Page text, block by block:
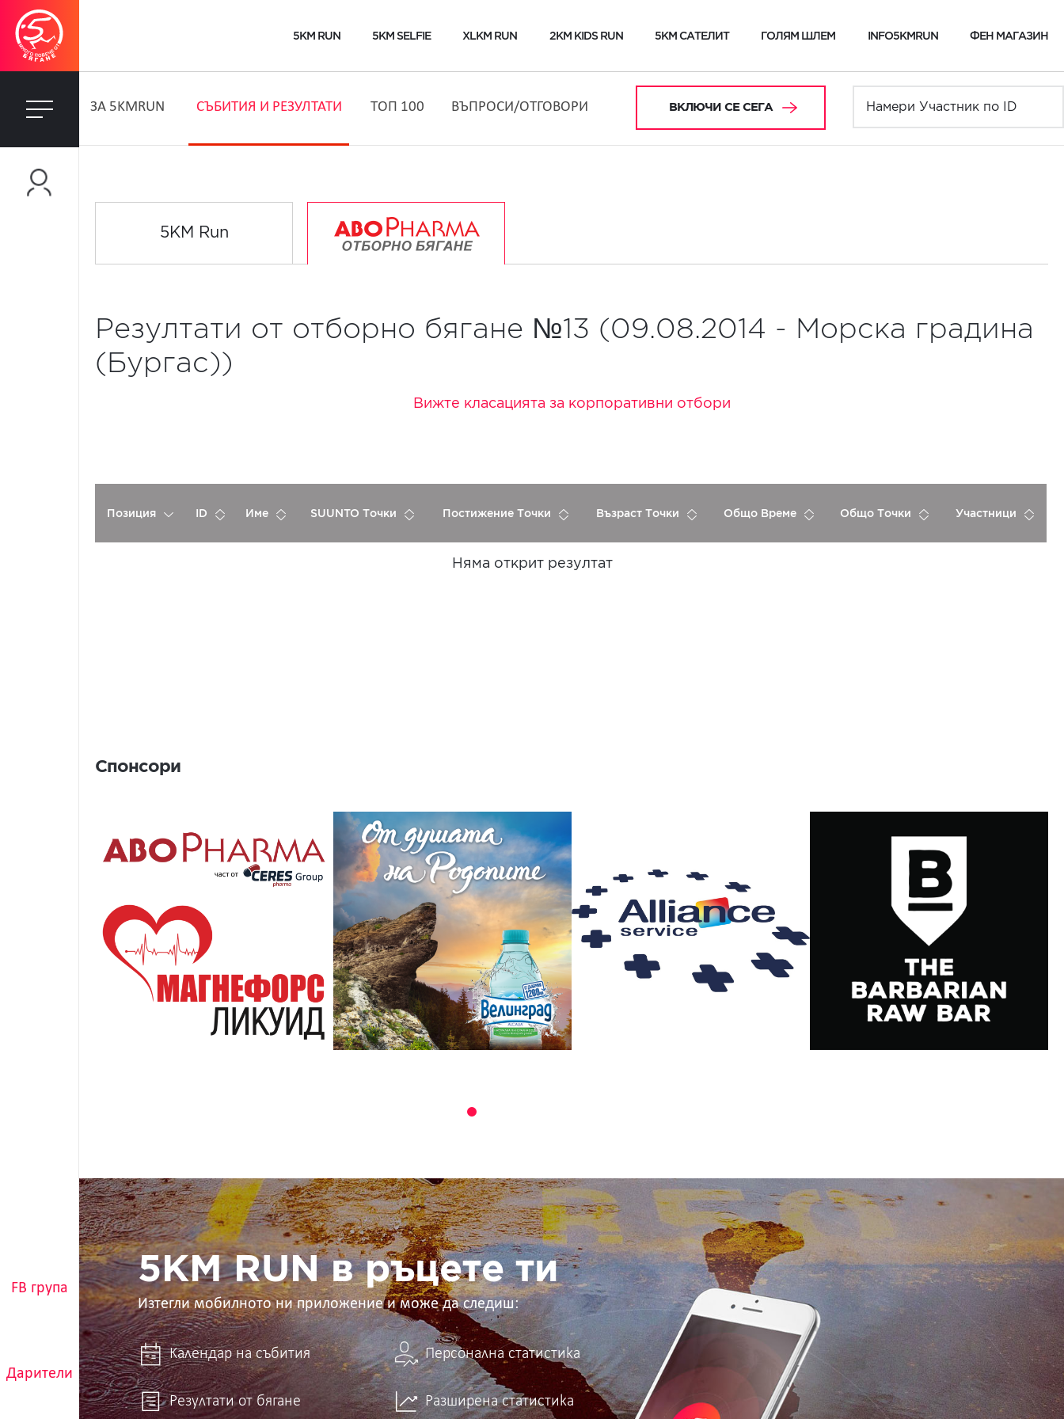
5KM RUN 5KM SELFIE XLKM RUN 2KM KIDS RUN 5KM САТЕЛИТ ГОЛЯМ ШЛЕМ INFO5KMRUN ФЕН МАГАЗИН
FB група
Дарители
ЗA 5KMRUN СЪБИТИЯ И РЕЗУЛТАТИ ТОП 100 ВЪПРОСИ/ОТГОВОРИ ВКЛЮЧИ СЕ СЕГА
5KM Run
Резултати от отборно бягане №13 (09.08.2014 - Морска градина
(Бургас))
Вижте класацията за корпоративни отбори
Позиция ID Име SUUNTO Точки Постижение Точки Възраст Точки Общо Време Общо Точки Участници
Няма открит резултат
Спонсори
5KM
RUN
в
ръцете
ти
5KM RUN в ръцете ти
Изтегли мобилното ни приложение и може да следиш:
Календар на събития Персонална статистика
Резултати от бягане Разширена статистика